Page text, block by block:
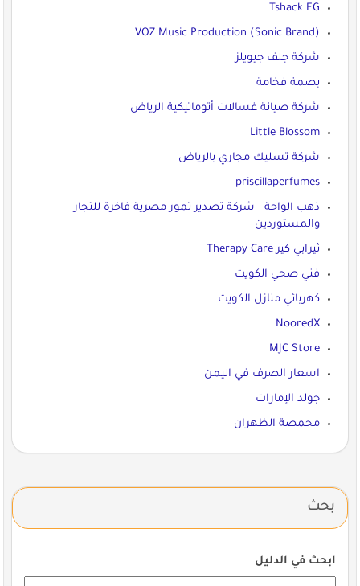
Tshack EG
VOZ Music Production (Sonic Brand)
شركة جلف جيويلز
بصمة فخامة
شركة صيانة غسالات أتوماتيكية الرياض
Little Blossom
شركة تسليك مجاري بالرياض
priscillaperfumes
ذهب الواحة - شركة تصدير تمور مصرية فاخرة للتجار
والمستوردين
ثيرابي كير Therapy Care
فني صحي الكويت
كهربائي منازل الكويت
NooredX
MJC Store
اسعار الصرف في اليمن
جولد الإمارات
محمصة الظهران
بحث
ابحث في الدليل